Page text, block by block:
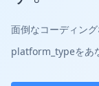
面倒なコーディン
platform_typeをあ